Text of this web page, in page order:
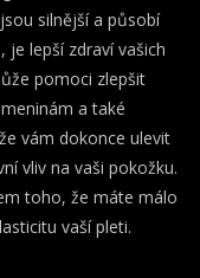
silnější a působí
je lepší zdraví vašich
pomoci zlepšit
a také
vám dokonce ulevit
vliv na vaši pokožku.
toho, že máte málo
vaší pleti.